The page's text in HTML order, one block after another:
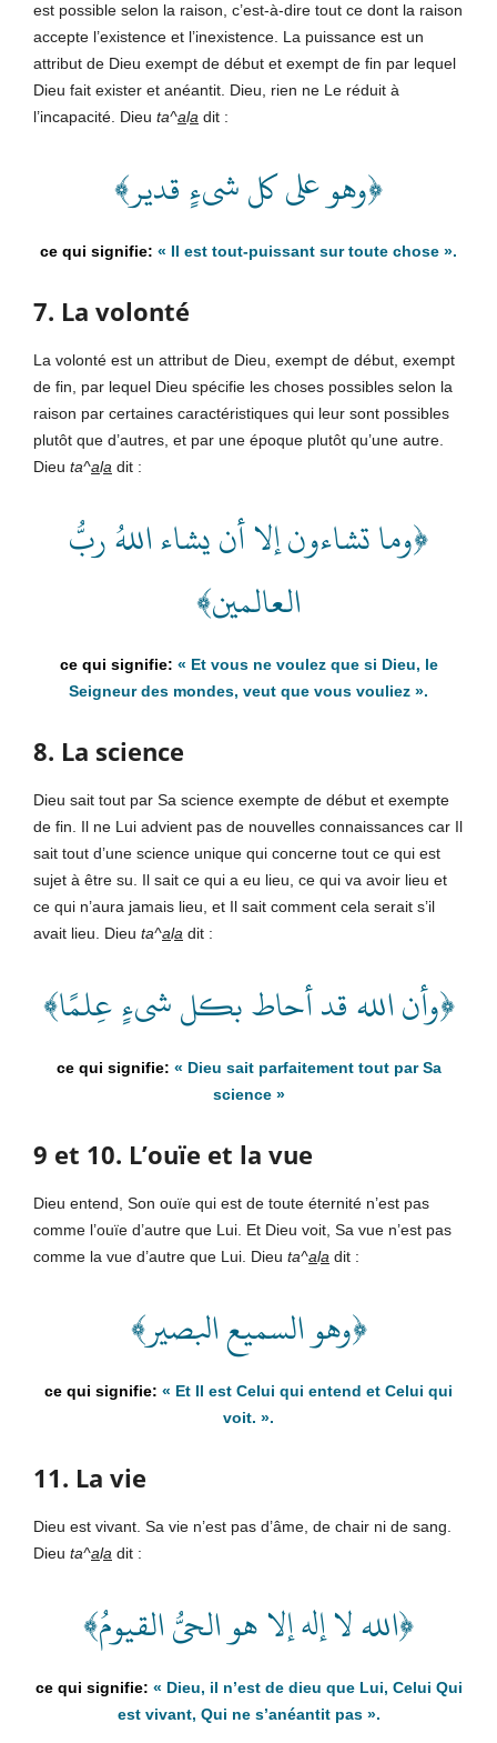
est possible selon la raison, c’est-à-dire tout ce dont la raison
accepte l’existence et l’inexistence. La puissance est un
attribut de Dieu exempt de début et exempt de fin par lequel
Dieu fait exister et anéantit. Dieu, rien ne Le réduit à
l’incapacité. Dieu ta^ala dit :
﴿وهو على كل شىءٍ قدير﴾
« Il est tout-puissant sur toute chose ».
7. La volonté
La volonté est un attribut de Dieu, exempt de début, exempt
de fin, par lequel Dieu spécifie les choses possibles selon la
raison par certaines caractéristiques qui leur sont possibles
plutôt que d’autres, et par une époque plutôt qu’une autre.
Dieu ta^ala dit :
﴿وما تشاءون إلا أن يشاء اللهُ ربُّ
العالمين﴾
« Et vous ne voulez que si Dieu, le
Seigneur des mondes, veut que vous vouliez ».
8. La science
Dieu sait tout par Sa science exempte de début et exempte
de fin. Il ne Lui advient pas de nouvelles connaissances car Il
sait tout d’une science unique qui concerne tout ce qui est
sujet à être su. Il sait ce qui a eu lieu, ce qui va avoir lieu et
ce qui n’aura jamais lieu, et Il sait comment cela serait s’il
avait lieu. Dieu ta^ala dit :
﴿وأن الله قد أحاط بكل شىءٍ عِلمًا﴾
« Dieu sait parfaitement tout par Sa
science»
9 et 10. L’ouïe et la vue
Dieu entend, Son ouïe qui est de toute éternité n’est pas
comme l’ouïe d’autre que Lui. Et Dieu voit, Sa vue n’est pas
comme la vue d’autre que Lui. Dieu ta^ala dit :
﴿وهو السميع البصير﴾
« Et Il est Celui qui entend et Celui qui
voit. ».
11. La vie
Dieu est vivant. Sa vie n’est pas d’âme, de chair ni de sang.
Dieu ta^ala dit :
﴿الله لا إله إلا هو الحيُّ القيومُ﴾
« Dieu, il n’est de dieu que Lui, Celui Qui
est vivant, Qui ne s’anéantit pas».